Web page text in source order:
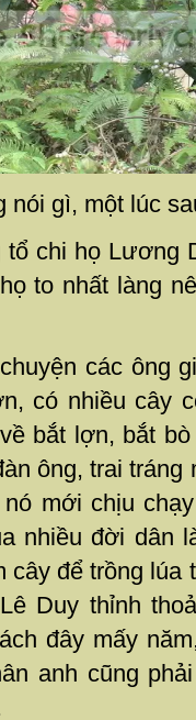
gì, một lúc
tổ chi họ Lương
to nhất làng
các ông
có nhiều cây
bắt lợn, bắt
ông, trai tráng
mới chịu
nhiều đời dân
cây để trồng lúa
Duy thỉnh
đây mấy
anh cũng